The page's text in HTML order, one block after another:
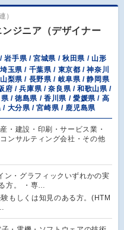
）
ジニア（デザイナー
岩手県 / 宮城県 / 秋田県 / 山形
玉県 / 千葉県 / 東京都 / 神奈川
梨県 / 長野県 / 岐阜県 / 静岡県
府 / 兵庫県 / 奈良県 / 和歌山県 /
/ 徳島県 / 香川県 / 愛媛県 / 高
大分県 / 宮崎県 / 鹿児島県
・建設・印刷・サービス業・
ンサルティング会社・その他
ン・グラフィックいずれかの実
方。 ・専…
もしくは知見のある方。(HTM